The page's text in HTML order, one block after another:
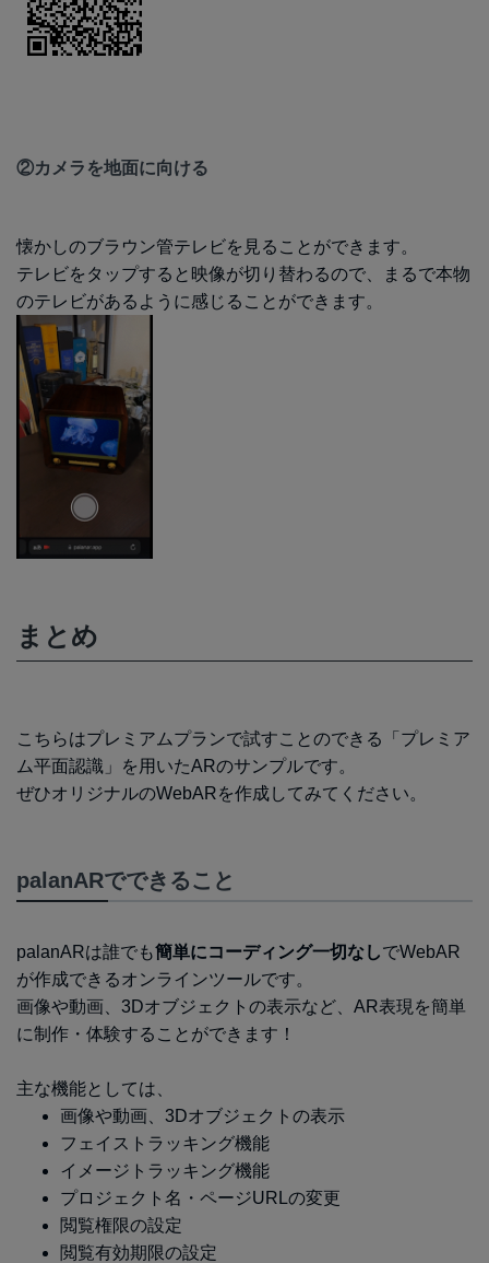
②カメラを地面に向ける
懐かしのブラウン管テレビを見ることができます。
テレビをタップすると映像が切り替わるので、まるで本物
のテレビがあるように感じることができます。
まとめ
こちらはプレミアムプランで試すことのできる「プレミア
ム平面認識」を用いたARのサンプルです。
ぜひオリジナルのWebARを作成してみてください。
palanARでできること
palanARは誰でも簡単にコーディング一切なしでWebAR
が作成できるオンラインツールです。
画像や動画、3Dオブジェクトの表示など、AR表現を簡単
に制作・体験することができます！
主な機能としては、
画像や動画、3Dオブジェクトの表示
フェイストラッキング機能
イメージトラッキング機能
プロジェクト名・ページURLの変更
閲覧権限の設定
閲覧有効期限の設定